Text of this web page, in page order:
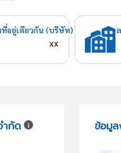
อยู่เดียวกัน (บริษัท)
xx
ำกัด ข้อมูล